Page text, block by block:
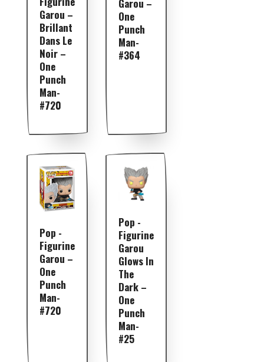
Garou –
Brillant
Dans Le
Noir –
One
Punch
Man-
#720
Garou –
One
Punch
Man-
#364
Pop -
Figurine
Garou –
One
Punch
Man-
#720
Pop -
Figurine
Garou
Glows In
The
Dark –
One
Punch
Man-
#25